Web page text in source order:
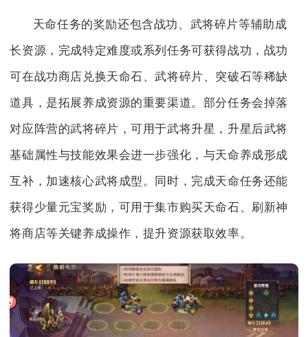
天命任务的奖励还包含战功、武将碎片等辅助成
长资源，完成特定难度或系列任务可获得战功，战功
可在战功商店兑换天命石、武将碎片、突破石等稀缺
道具，是拓展养成资源的重要渠道。部分任务会掉落
对应阵营的武将碎片，可用于武将升星，升星后武将
基础属性与技能效果会进一步强化，与天命养成形成
互补，加速核心武将成型。同时，完成天命任务还能
获得少量元宝奖励，可用于集市购买天命石、刷新神
将商店等关键养成操作，提升资源获取效率。